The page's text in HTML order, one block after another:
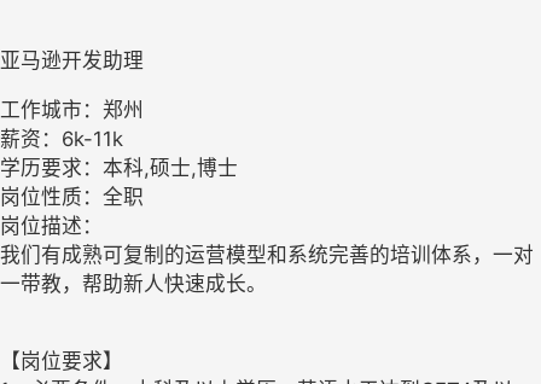
亚马逊开发助理
工作城市：郑州
薪资：6k-11k
学历要求：本科,硕士,博士
岗位性质：全职
岗位描述：
我们有成熟可复制的运营模型和系统完善的培训体系，一对
一带教，帮助新人快速成长。
【岗位要求】